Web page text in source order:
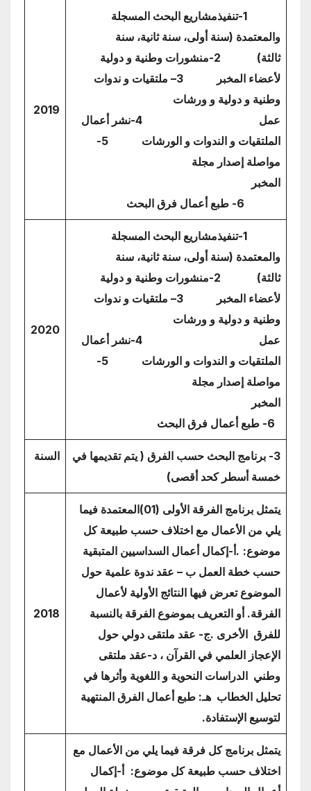
1-تنفيذمشاريع البحث المسجلة
والمعتمدة (سنة أولى، سنة ثانية، سنة
ثالثة)
2-منشورات وطنية و دولية
لأعضاء المخبر
3– ملتقيات و ندوات
وطنية و دولية و ورشات
عمل
4-نشر أعمال
الملتقيات و الندوات و الورشات
5-
مواصلة إصدار مجلة
المخبر
2019
1-تنفيذمشاريع البحث المسجلة
والمعتمدة (سنة أولى، سنة ثانية، سنة
ثالثة)
2-منشورات وطنية و دولية
لأعضاء المخبر
3– ملتقيات و ندوات
وطنية و دولية و ورشات
عمل
4-نشر أعمال
الملتقيات و الندوات و الورشات
5-
مواصلة إصدار مجلة
المخبر
2020
3- برنامج البحث حسب الفرق ( يتم تقديمها في
خمسة أسطر كحد أقصى)
السنة
يتمثل برنامج الفرقة الأولى (01)المعتمدة فيما
يلي من الأعمال مع اختلاف حسب طبيعة كل
موضوع: .أ-إكمال أعمال السداسيين المتبقية
حسب خطة العمل ب – عقد ندوة علمية حول
الموضوع تعرض فيها النتائج الأولية لأعمال
الفرقة. أو التعريف بموضوع الفرقة بالنسبة
للفرق الأخرى .ج- عقد ملتقى دولي حول
الإعجاز العلمي في القرآن ، د-عقد ملتقى
وطني الدراسات النحوية و اللغوية وأثرها في
تحليل الخطاب هـ: طبع أعمال الفرق المنتهية
لتوسيع الإستفادة.
2018
يتمثل برنامج كل فرقة فيما يلي من الأعمال مع
اختلاف حسب طبيعة كل موضوع: أ-إكمال